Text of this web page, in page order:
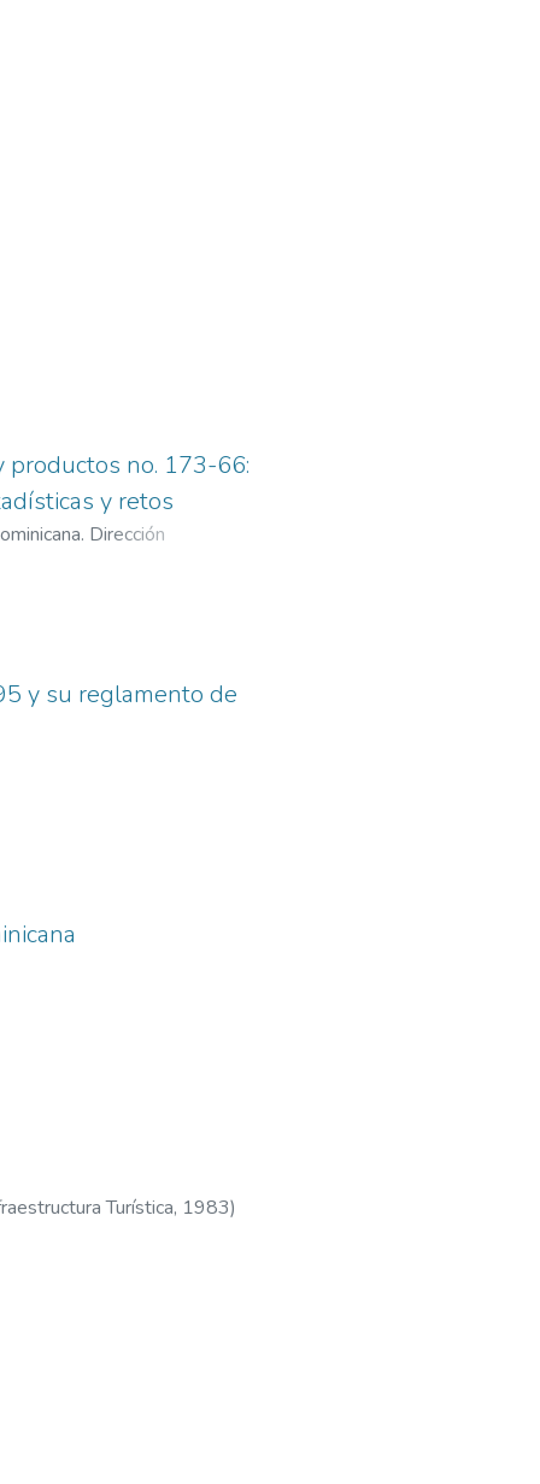
productos no. 173-66:
y retos
Dirección
y su reglamento de
Turística, 1983)